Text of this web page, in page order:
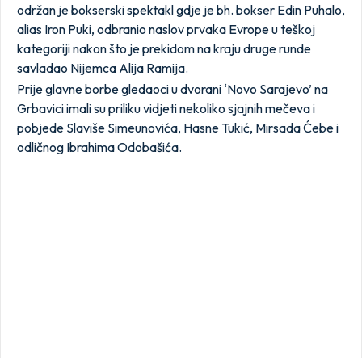
održan je bokserski spektakl gdje je bh. bokser Edin Puhalo,
alias Iron Puki, odbranio naslov prvaka Evrope u teškoj
kategoriji nakon što je prekidom na kraju druge runde
savladao Nijemca Alija Ramija.
Prije glavne borbe gledaoci u dvorani ‘Novo Sarajevo’ na
Grbavici imali su priliku vidjeti nekoliko sjajnih mečeva i
pobjede Slaviše Simeunovića, Hasne Tukić, Mirsada Ćebe i
odličnog Ibrahima Odobašića.